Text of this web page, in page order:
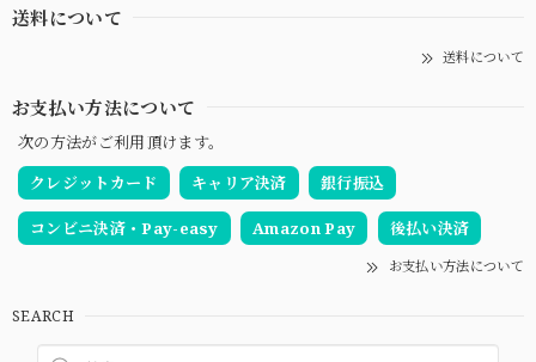
送料について
送料について
お支払い方法について
次の方法がご利用頂けます。
クレジットカード
キャリア決済 銀行振込
コンビニ決済・Pay-easy Amazon Pay 後払い決済
お支払い方法について
SEARCH